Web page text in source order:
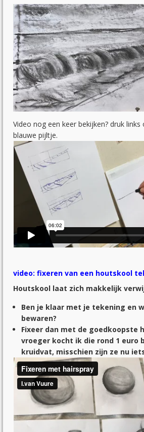
Video nog een keer bekijken? druk
blauwe pijltje.
video: fixeren van een houtskool
Houtskool laat zich makkelijk
Ben je klaar met je tekening en
bewaren?
Fixeer dan met de goedkoopste
vroeger kocht ik die rond 1 euro
kruidvat, misschien zijn ze nu